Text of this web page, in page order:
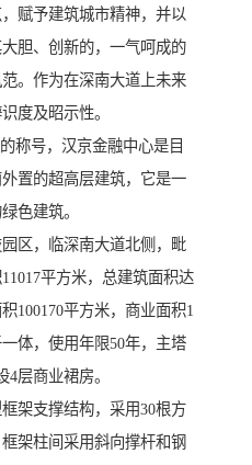
赋予建筑城市精神，并以
胆、创新的，一气呵成的
。作为在深南大道上未来
度及昭示性。
称号，汉京金融中心是目
置的超高层建筑，它是一
色建筑。
区，临深南大道北侧，毗
平方米，总建筑面积达
100170平方米，商业面积1
体，使用年限50年，主塔
层商业裙房。
架支撑结构，采用30根方
架柱间采用斜向撑杆和钢